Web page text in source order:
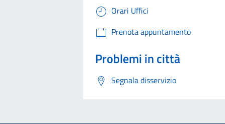
Orari Uffici
Prenota appuntamento
Problemi in città
Segnala disservizio